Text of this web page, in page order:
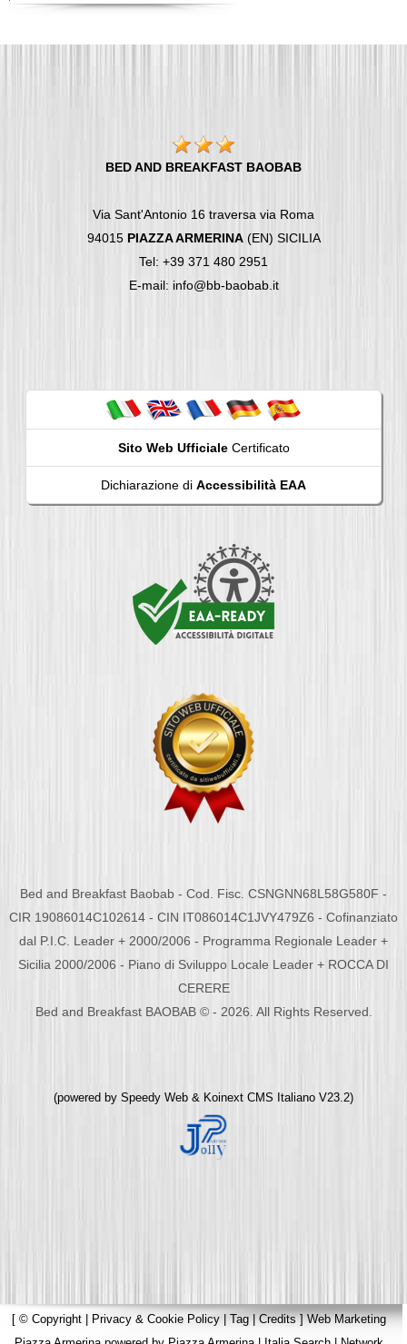
BED AND BREAKFAST BAOBAB
Via Sant'Antonio 16 traversa via Roma
94015 PIAZZA ARMERINA(EN) SICILIA
Tel: +39 371 480 2951
E-mail: info@bb-baobab.it
Sito Web UfficialeCertificato
Dichiarazione di Accessibilità EAA
Bed and Breakfast Baobab - Cod. Fisc. CSNGNN68L58G580F -
CIR 19086014C102614 - CIN IT086014C1JVY479Z6 - Cofinanziato
dal P.I.C. Leader + 2000/2006 - Programma Regionale Leader +
Sicilia 2000/2006 - Piano di Sviluppo Locale Leader + ROCCA DI
CERERE
Bed and Breakfast BAOBAB © - 2026. All Rights Reserved.
(powered by Speedy Web & Koinext CMS Italiano V23.2)
[ © Copyright | Privacy & Cookie Policy | Tag|Credits]Web Marketing